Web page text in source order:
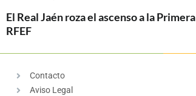
El Real Jaén roza el ascenso a la Primera
RFEF
Contacto
Aviso Legal